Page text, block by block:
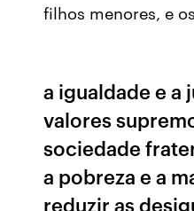
filhos menores, e
a igualdade e a
valores
sociedade
a pobreza e a
reduzir as